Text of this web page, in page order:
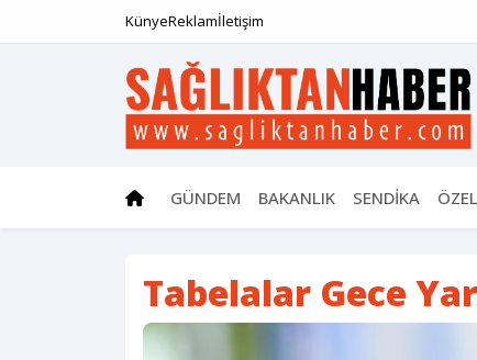
KünyeReklamİletişim
GÜNDEM BAKANLIK SENDİKA
Tabelalar Gece